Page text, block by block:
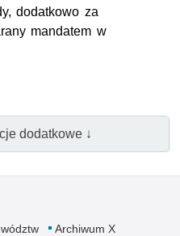
dodatkowo za
mandatem w
dodatkowe ↓
Archiwum X